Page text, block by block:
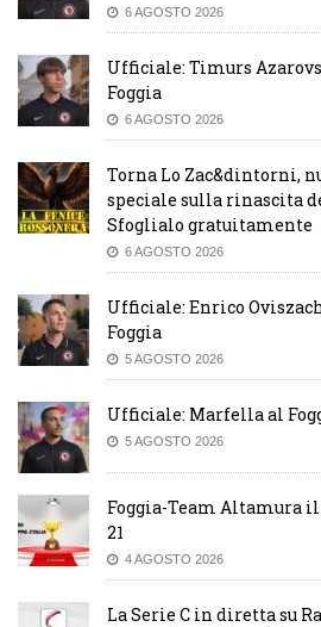
6 AGOSTO 2026
Ufficiale: Timurs
Foggia
6 AGOSTO 2026
Torna Lo Zac&dintorni,
speciale sulla rinascita
Sfoglialo gratuitamente
6 AGOSTO 2026
Ufficiale: Enrico
Foggia
5 AGOSTO 2026
Ufficiale: Marfella al
5 AGOSTO 2026
Foggia-Team Altamura il
21
4 AGOSTO 2026
La Serie C in diretta su